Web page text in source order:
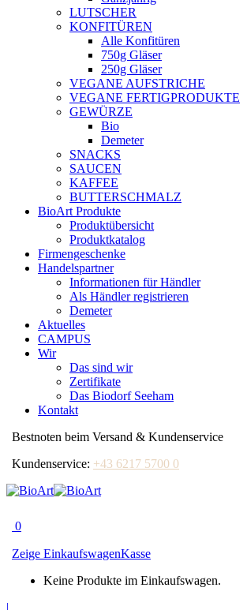
LUTSCHER
KONFITÜREN
Alle Konfitüren
750g Gläser
250g Gläser
VEGANE AUFSTRICHE
VEGANE FERTIGPRODUKTE
GEWÜRZE
Bio
Demeter
SNACKS
SAUCEN
KAFFEE
BUTTERSCHMALZ
BioArt Produkte
Produktübersicht
Produktkatalog
Firmengeschenke
Handelspartner
Informationen für Händler
Als Händler registrieren
Demeter
Aktuelles
CAMPUS
Wir
Das sind wir
Zertifikate
Das Biodorf Seeham
Kontakt
Bestnoten beim Versand & Kundenservice
Kundenservice: +43 6217 5700 0
0
Zeige EinkaufswagenKasse
Keine Produkte im Einkaufswagen.
|